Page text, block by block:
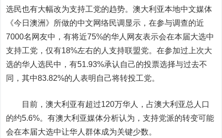
选民也有大幅改为支持工党的趋势。澳大利亚本地中文媒体
《今日澳洲》所做的中文网络民调显示，在参与调查的近
7000名网友中，有将近75%的华人网友表示会在本届大选中
支持工党，仅有18%左右的人支持联盟党。在参加过上次大
选的华人选民中，有51.93%承认自己的投票选择与过去不
同，其中83.82%的人表明自己将转投工党。
目前，澳大利亚有超过120万华人，占澳大利亚总人口
的约5.6%。有澳大利亚媒体分析认为，支持党派的转变可能
会在本届大选中让华人群体成为关键少数。